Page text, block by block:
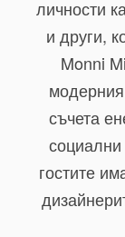
личности
и други,
Monni
съчета
гостите